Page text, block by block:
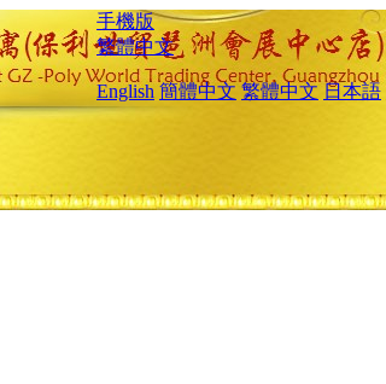
手機版
繁體中文
English 簡體中文 繁體中文 日本語